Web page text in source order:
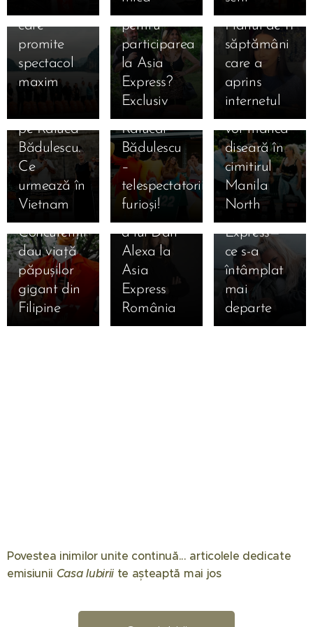
care
promite
spectacol
maxim 😱
la Antena 1
pentru
participarea
la Asia
Express?
Exclusiv
pomeniți!”
Planul de 11
săptămâni
care a
aprins
internetul
roșie a
adus
eliminare
la Manila
și a
pe Raluca
Bădulescu.
Ce
urmează în
Vietnam
Manila!
Emil,
acuzat că i-
a făcut
cadou
amuleta
Ralucăi
Bădulescu
–
telespectatorii,
furioși!
🥵 De
necrezut!
Concurenții
Asia
Express vor
dormi și
vor mânca
diseară în
cimitirul
Manila
North
23.09.2025
Spectacol
nebun la
Asia
Express
diseară! 🎭
Concurenții
dau viață
păpușilor
gigant din
Filipine
Aseară a
plâns
pentru
familie 😢…
dar în
spatele
camerelor
se
pregătea
DIVORȚUL!
Povestea
cutremurătoare
a lui Dan
Alexa la
Asia
Express
România
22.09.2025
Joseph &
Anda
Adam au
renunțat la
lavaliere și
au vrut să
abandoneze
după un
moment
tensionat
la Asia
Express—
ce s-a
întâmplat
mai
departe
Povestea inimilor unite continuă... articolele dedicate
emisiunii Casa Iubiriite așteaptă mai jos 🏠
08.06.2026
Gabriel
26.05.2026
Luca a
07.04.2026
murit –
02.02.2026